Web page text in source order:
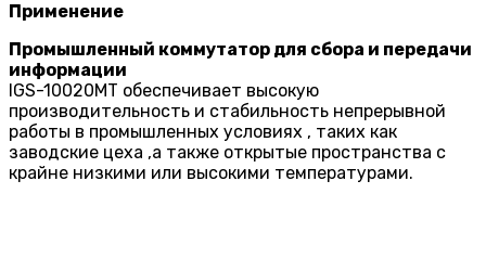
Применение
Промышленный коммутатор для сбора и передачи
информации
IGS-10020MT обеспечивает высокую
производительность и стабильность непрерывной
работы в промышленных условиях , таких как
заводские цеха ,а также открытые пространства с
крайне низкими или высокими температурами.